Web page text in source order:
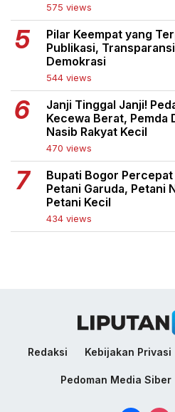
575 views
Pilar Keempat yang
Publikasi,
Demokrasi
544 views
Janji Tinggal Janji!
Kecewa Berat, Pemda
Nasib Rakyat Kecil
470 views
Bupati Bogor
Petani Garuda, Petani
Petani Kecil
434 views
Redaksi Kebijakan Privasi
Pedoman Media Siber